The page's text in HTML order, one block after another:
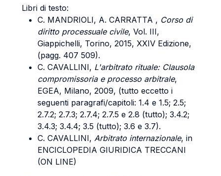
Libri di testo:
C. MANDRIOLI, A. CARRATTA , Corso di
diritto processuale civile, Vol. III,
Giappichelli, Torino, 2015, XXIV Edizione,
(pagg. 407 509).
C. CAVALLINI, L'arbitrato rituale: Clausola
compromissoria e processo arbitrale,
EGEA, Milano, 2009, (tutto eccetto i
seguenti paragrafi/capitoli: 1.4 e 1.5; 2.5;
2.7.2; 2.7.3; 2.7.4; 2.7.5 e 2.8 (tutto); 3.4.2;
3.4.3; 3.4.4; 3.5 (tutto); 3.6 e 3.7).
C. CAVALLINI, Arbitrato internazionale, in
ENCICLOPEDIA GIURIDICA TRECCANI
(ON LINE)